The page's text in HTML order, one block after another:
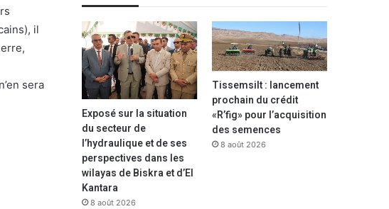
il
sera
Exposé sur la situation
du secteur de
l’hydraulique et de ses
perspectives dans les
wilayas de Biskra et d’El
Kantara
8 août 2026
Tissemsilt : lancement
prochain du crédit
«R’fig» pour l’acquisition
des semences
8 août 2026